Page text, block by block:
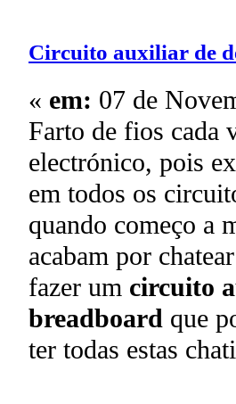
Circuito auxiliar de
« em: 07 de
Farto de fios cada
electrónico, pois
em todos os
quando começo a
acabam por
fazer um circuito
breadboard que
ter todas estas